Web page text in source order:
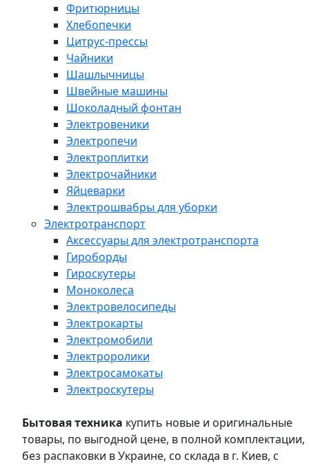
Фритюрницы
Хлебопечки
Цитрус-прессы
Чайники
Шашлычницы
Швейные машины
Шоколадный фонтан
Электровеники
Электропечи
Электроплитки
Электрочайники
Яйцеварки
Электрошвабры для уборки
Электротранспорт
Аксессуары для электротранспорта
Гироборды
Гироскутеры
Моноколеса
Электровелосипеды
Электрокарты
Электромобили
Электроролики
Электросамокаты
Электроскутеры
Бытовая техника купить новые и оригинальные
товары, по выгодной цене, в полной комплектации,
без распаковки в Украине, со склада в г. Киев, с